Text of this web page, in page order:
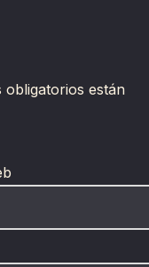
obligatorios están